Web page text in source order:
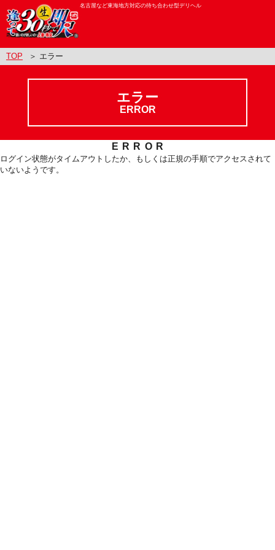
名古屋など東海地方対応の待ち合わせ型デリヘル
TOP ＞ エラー
エラー
ERROR
ERROR
ログイン状態がタイムアウトしたか、もしくは正規の手順でアクセスされて
いないようです。